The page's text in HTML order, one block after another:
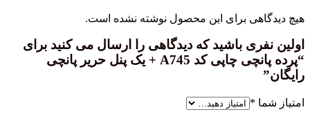
هیچ دیدگاهی برای این محصول نوشته نشده است.
اولین نفری باشید که دیدگاهی را ارسال می کنید برای
“پرده پانچی چاپی کد A745 + یک پنل حریر پانچی
رایگان”
امتیاز شما*